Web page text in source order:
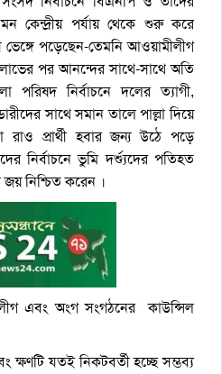
কেন্দ্রীয় পর্যায় থেকে শুরু করে
ভেঙ্গে পড়েছেন-তেমনি আওয়ামীলীগ
পর আনন্দের সাথে-সাথে অতি
পরিষদ নির্বাচনে দলের ত্যাগী,
সাথে সমান তালে পাল্লা দিয়ে
প্রার্থী হবার জন্য উঠে পড়ে
নির্বাচনে ভুমি দর্শ্যুদের পতিহত
জয় নিশ্চিত করেন ।
এবং অংগ সংগঠনের কাউন্সিল
যতই নিকটবর্তী হচ্ছে সম্ভব্য